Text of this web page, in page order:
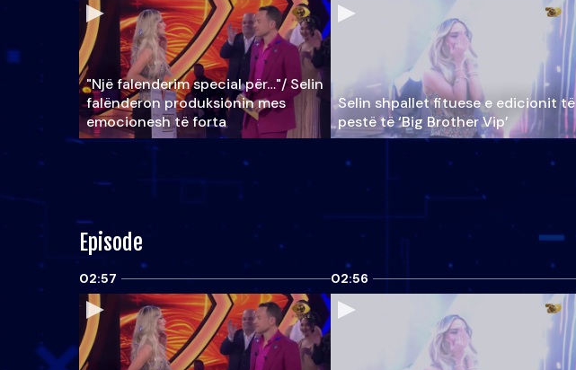
"Një falenderim special për…"/ Selin
falënderon produksionin mes
emocionesh të forta
Selin shpallet fituese e edicionit të
pestë të ‘Big Brother Vip’
Episode
02:57 02:56